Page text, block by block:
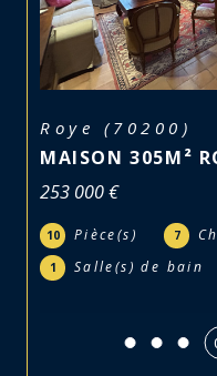
Roye (70200)
MAISON 305M²
253 000 €
10 Pièce(s) 7
1 Salle(s) de bain